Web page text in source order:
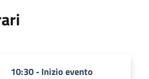
10:30 - Inizio evento